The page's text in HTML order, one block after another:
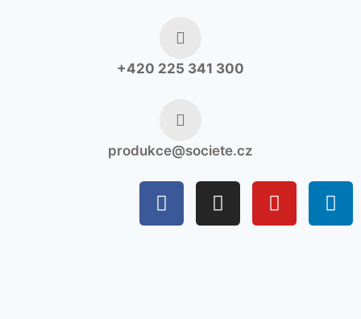
+420 225 341 300
produkce@societe.cz